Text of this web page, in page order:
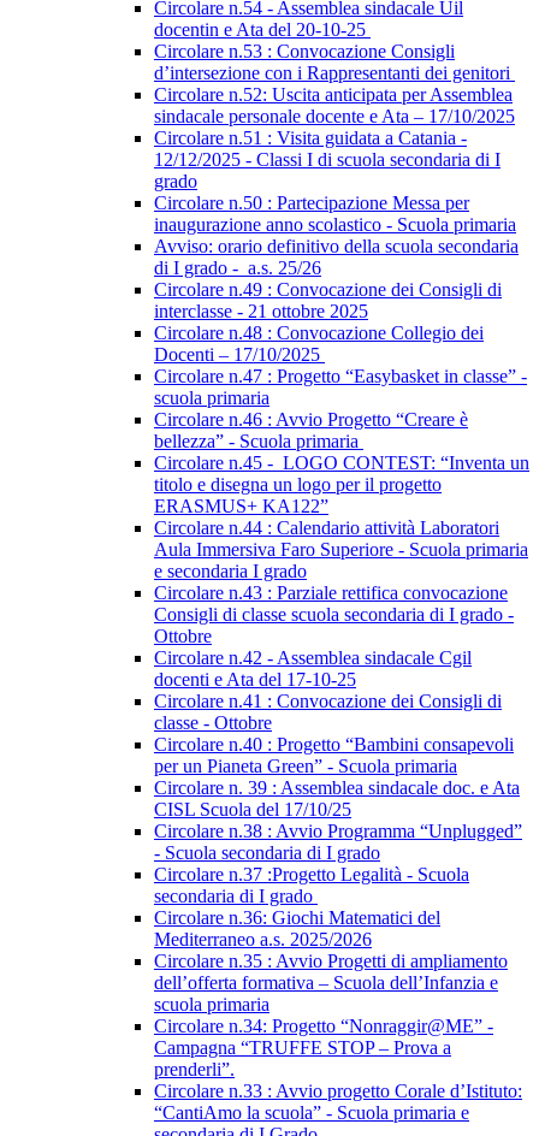
Circolare n.54 - Assemblea sindacale Uil
docentin e Ata del 20-10-25
Circolare n.53 : Convocazione Consigli
d’intersezione con i Rappresentanti dei genitori
Circolare n.52: Uscita anticipata per Assemblea
sindacale personale docente e Ata – 17/10/2025
Circolare n.51 : Visita guidata a Catania -
12/12/2025 - Classi I di scuola secondaria di I
grado
Circolare n.50 : Partecipazione Messa per
inaugurazione anno scolastico - Scuola primaria
Avviso: orario definitivo della scuola secondaria
di I grado - a.s. 25/26
Circolare n.49 : Convocazione dei Consigli di
interclasse - 21 ottobre 2025
Circolare n.48 : Convocazione Collegio dei
Docenti – 17/10/2025
Circolare n.47 : Progetto “Easybasket in classe” -
scuola primaria
Circolare n.46 : Avvio Progetto “Creare è
bellezza” - Scuola primaria
Circolare n.45 - LOGO CONTEST: “Inventa un
titolo e disegna un logo per il progetto
ERASMUS+ KA122”
Circolare n.44 : Calendario attività Laboratori
Aula Immersiva Faro Superiore - Scuola primaria
e secondaria I grado
Circolare n.43 : Parziale rettifica convocazione
Consigli di classe scuola secondaria di I grado -
Ottobre
Circolare n.42 - Assemblea sindacale Cgil
docenti e Ata del 17-10-25
Circolare n.41 : Convocazione dei Consigli di
classe - Ottobre
Circolare n.40 : Progetto “Bambini consapevoli
per un Pianeta Green” - Scuola primaria
Circolare n. 39 : Assemblea sindacale doc. e Ata
CISL Scuola del 17/10/25
Circolare n.38 : Avvio Programma “Unplugged”
- Scuola secondaria di I grado
Circolare n.37 :Progetto Legalità - Scuola
secondaria di I grado
Circolare n.36: Giochi Matematici del
Mediterraneo a.s. 2025/2026
Circolare n.35 : Avvio Progetti di ampliamento
dell’offerta formativa – Scuola dell’Infanzia e
scuola primaria
Circolare n.34: Progetto “Nonraggir@ME” -
Campagna “TRUFFE STOP – Prova a
prenderli”.
Circolare n.33 : Avvio progetto Corale d’Istituto:
“CantiAmo la scuola” - Scuola primaria e